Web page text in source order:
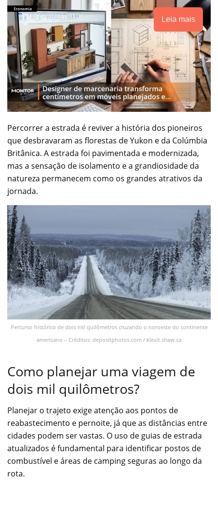
Leia mais
Percorrer a estrada é reviver a história dos pioneiros
que desbravaram as florestas de Yukon e da Colúmbia
Britânica. A estrada foi pavimentada e modernizada,
mas a sensação de isolamento e a grandiosidade da
natureza permanecem como os grandes atrativos da
jornada.
Percurso histórico de dois mil quilômetros cruzando o noroeste do continente
americano – Créditos: depositphotos.com / klevit.shaw.ca
Como planejar uma viagem de
dois mil quilômetros?
Planejar o trajeto exige atenção aos pontos de
reabastecimento e pernoite, já que as distâncias entre
cidades podem ser vastas. O uso de guias de estrada
atualizados é fundamental para identificar postos de
combustível e áreas de camping seguras ao longo da
rota.